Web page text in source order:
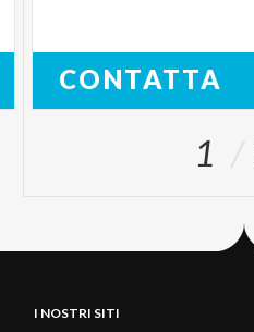
CONTATTA
1
I NOSTRI SITI